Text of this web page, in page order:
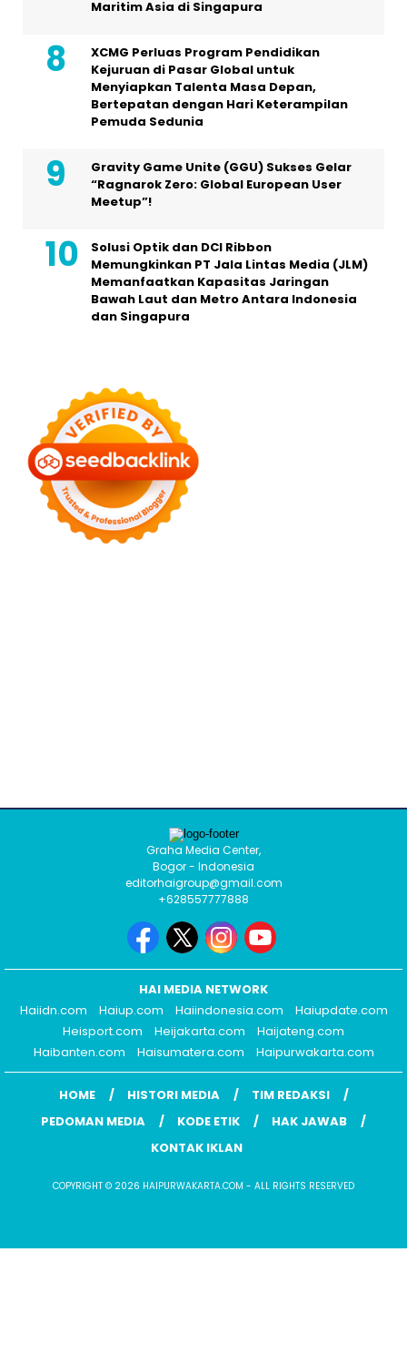
Maritim Asia di Singapura
XCMG Perluas Program Pendidikan
Kejuruan di Pasar Global untuk
Menyiapkan Talenta Masa Depan,
Bertepatan dengan Hari Keterampilan
Pemuda Sedunia
Gravity Game Unite (GGU) Sukses Gelar
“Ragnarok Zero: Global European User
Meetup”!
Solusi Optik dan DCI Ribbon
Memungkinkan PT Jala Lintas Media (JLM)
Memanfaatkan Kapasitas Jaringan
Bawah Laut dan Metro Antara Indonesia
dan Singapura
Graha Media Center,
Bogor - Indonesia
editorhaigroup@gmail.com
+628557777888
HAI MEDIA NETWORK
Haiidn.com
Haiup.com Haiindonesia.com
Haiupdate.com
Heisport.com
Heijakarta.com
Haijateng.com
Haibanten.com
Haisumatera.com Haipurwakarta.com
HOME HISTORI MEDIA
TIM REDAKSI
PEDOMAN MEDIA
KODE ETIK
HAK JAWAB
KONTAK IKLAN
COPYRIGHT © 2026 HAIPURWAKARTA.COM - ALL RIGHTS RESERVED